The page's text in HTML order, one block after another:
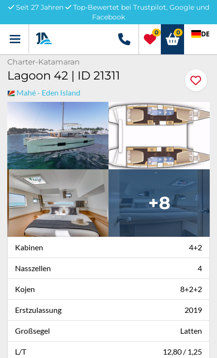
Seit 27 Jahren
Top-Bewertet bei Trustpilot, Google und
Facebook
Menü +49 5741 3222690
0 0 DE
Charter-Katamaran
Lagoon 42 | ID 21311
Mahé - Eden Island
+8
Kabinen 4+2
Nasszellen 4
Kojen 8+2+2
Erstzulassung 2019
Großsegel Latten
L/T 12,80 / 1,25